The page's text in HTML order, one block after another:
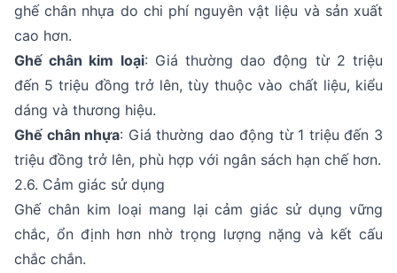
ghế chân nhựa do chi phí nguyên vật liệu và sản xuất
cao hơn.
Ghế chân kim loại: Giá thường dao động từ 2 triệu
đến 5 triệu đồng trở lên, tùy thuộc vào chất liệu, kiểu
dáng và thương hiệu.
Ghế chân nhựa: Giá thường dao động từ 1 triệu đến 3
triệu đồng trở lên, phù hợp với ngân sách hạn chế hơn.
2.6. Cảm giác sử dụng
Ghế chân kim loại mang lại cảm giác sử dụng vững
chắc, ổn định hơn nhờ trọng lượng nặng và kết cấu
chắc chắn.